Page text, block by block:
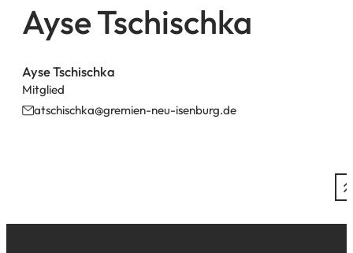
Ayse Tschischka
Ayse Tschischka
Mitglied
atschischka gremien-neu-isenburg de